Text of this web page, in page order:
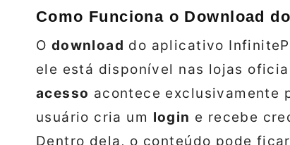
Como Funciona o Download
O download do aplicativo
ele está disponível nas lojas
acesso acontece exclusivamente
usuário cria um login e recebe
Dentro dela, o conteúdo pode